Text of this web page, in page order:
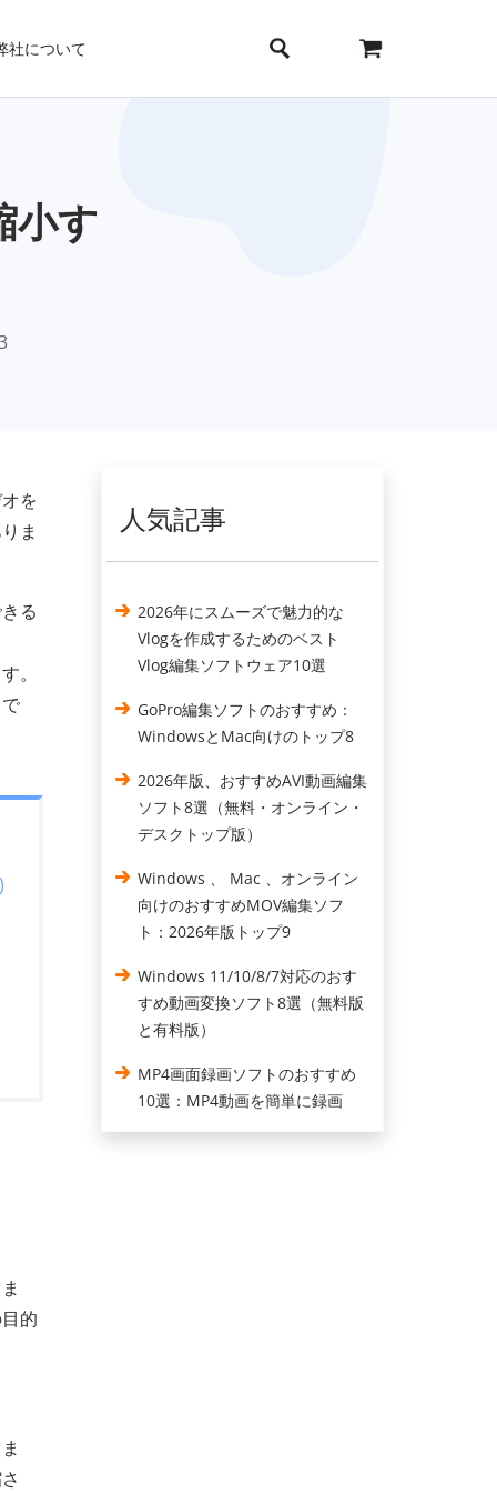
社について
小す
を
ま
る
。
的
人気記事
2026年にスムーズで魅力的な
Vlogを作成するためのベスト
Vlog編集ソフトウェア10選
GoPro編集ソフトのおすすめ：
WindowsとMac向けのトップ8
2026年版、おすすめAVI動画編集
ソフト8選（無料・オンライン・
デスクトップ版）
Windows 、 Mac 、オンライン
向けのおすすめMOV編集ソフ
ト：2026年版トップ9
Windows 11/10/8/7対応のおす
すめ動画変換ソフト8選（無料版
と有料版）
MP4画面録画ソフトのおすすめ
10選：MP4動画を簡単に録画